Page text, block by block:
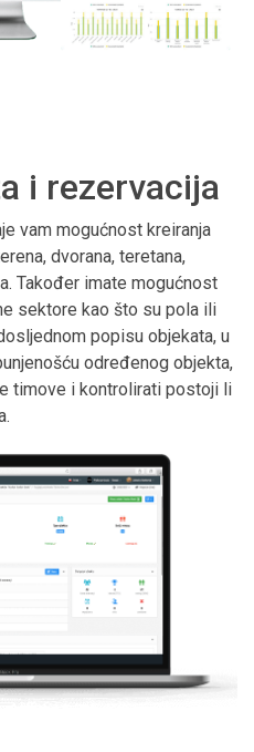
i rezervacija
vam mogućnost kreiranja
dvorana, teretana,
Također imate mogućnost
sektore kao što su pola ili
popisu objekata, u
određenog objekta,
timove i kontrolirati postoji li